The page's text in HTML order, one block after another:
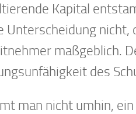
Kapital
Unterscheidung
maßgeblich.
des
man nicht umhin,